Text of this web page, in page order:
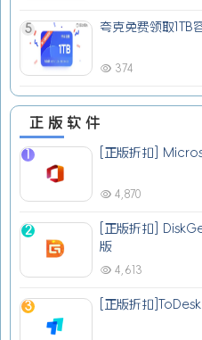
5 夸克免费领取1TB
374
正版软件
[正版折扣]
4,870
2
[正版折扣]
版
4,613
3 [正版折扣